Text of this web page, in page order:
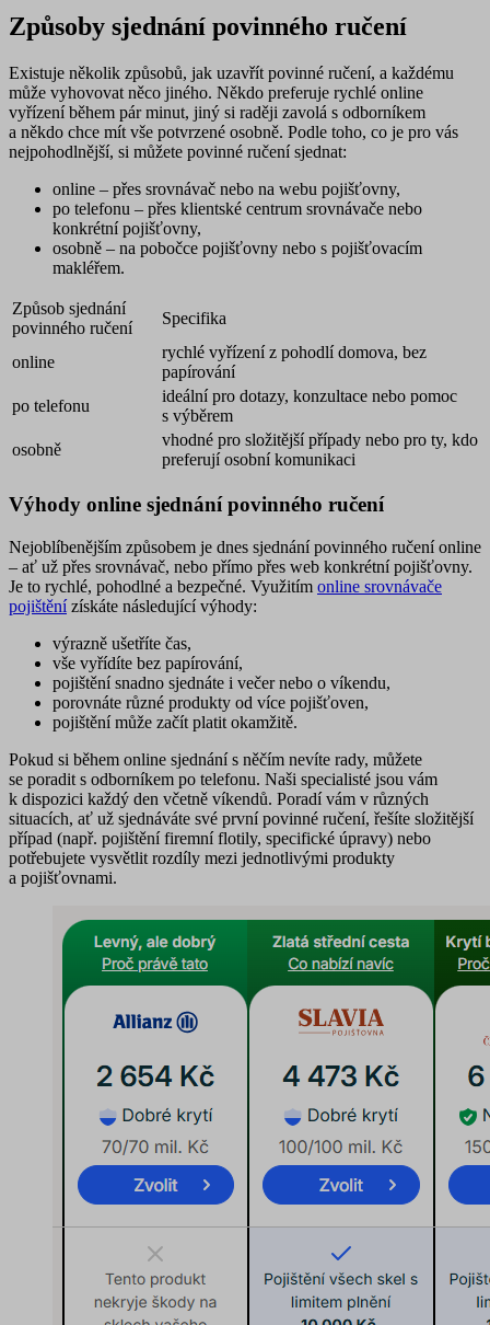
Způsoby sjednání povinného ručení
Existuje několik způsobů, jak uzavřít povinné ručení, a každému
může vyhovovat něco jiného. Někdo preferuje rychlé online
vyřízení během pár minut, jiný si raději zavolá s odborníkem
a někdo chce mít vše potvrzené osobně. Podle toho, co je pro vás
nejpohodlnější, si můžete povinné ručení sjednat:
online – přes srovnávač nebo na webu pojišťovny,
po telefonu – přes klientské centrum srovnávače nebo
konkrétní pojišťovny,
osobně – na pobočce pojišťovny nebo s pojišťovacím
makléřem.
Způsob sjednání
povinného ručení
Specifika
online
rychlé vyřízení z pohodlí domova, bez
papírování
po telefonu
ideální pro dotazy, konzultace nebo pomoc
s výběrem
osobně
vhodné pro složitější případy nebo pro ty, kdo
preferují osobní komunikaci
Výhody online sjednání povinného ručení
Nejoblíbenějším způsobem je dnes sjednání povinného ručení online
– ať už přes srovnávač, nebo přímo přes web konkrétní pojišťovny.
Je to rychlé, pohodlné a bezpečné. Využitím online srovnávače
pojištěnízískáte následující výhody:
výrazně ušetříte čas,
vše vyřídíte bez papírování,
pojištění snadno sjednáte i večer nebo o víkendu,
porovnáte různé produkty od více pojišťoven,
pojištění může začít platit okamžitě.
Pokud si během online sjednání s něčím nevíte rady, můžete
se poradit s odborníkem po telefonu. Naši specialisté jsou vám
k dispozici každý den včetně víkendů. Poradí vám v různých
situacích, ať už sjednáváte své první povinné ručení, řešíte složitější
případ (např. pojištění firemní flotily, specifické úpravy) nebo
potřebujete vysvětlit rozdíly mezi jednotlivými produkty
a pojišťovnami.